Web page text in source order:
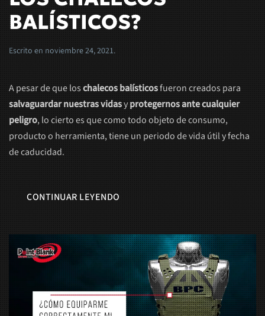
BALÍSTICOS?
Escrito en noviembre 24, 2021.
A pesar de que loschalecos balísticosfueron creados para
salvaguardar nuestras vidasyprotegernos ante cualquier
peligro, lo cierto es que como todo objeto de consumo,
producto o herramienta, tiene un periodo de vida útil y fecha
de caducidad.
CONTINUAR LEYENDO